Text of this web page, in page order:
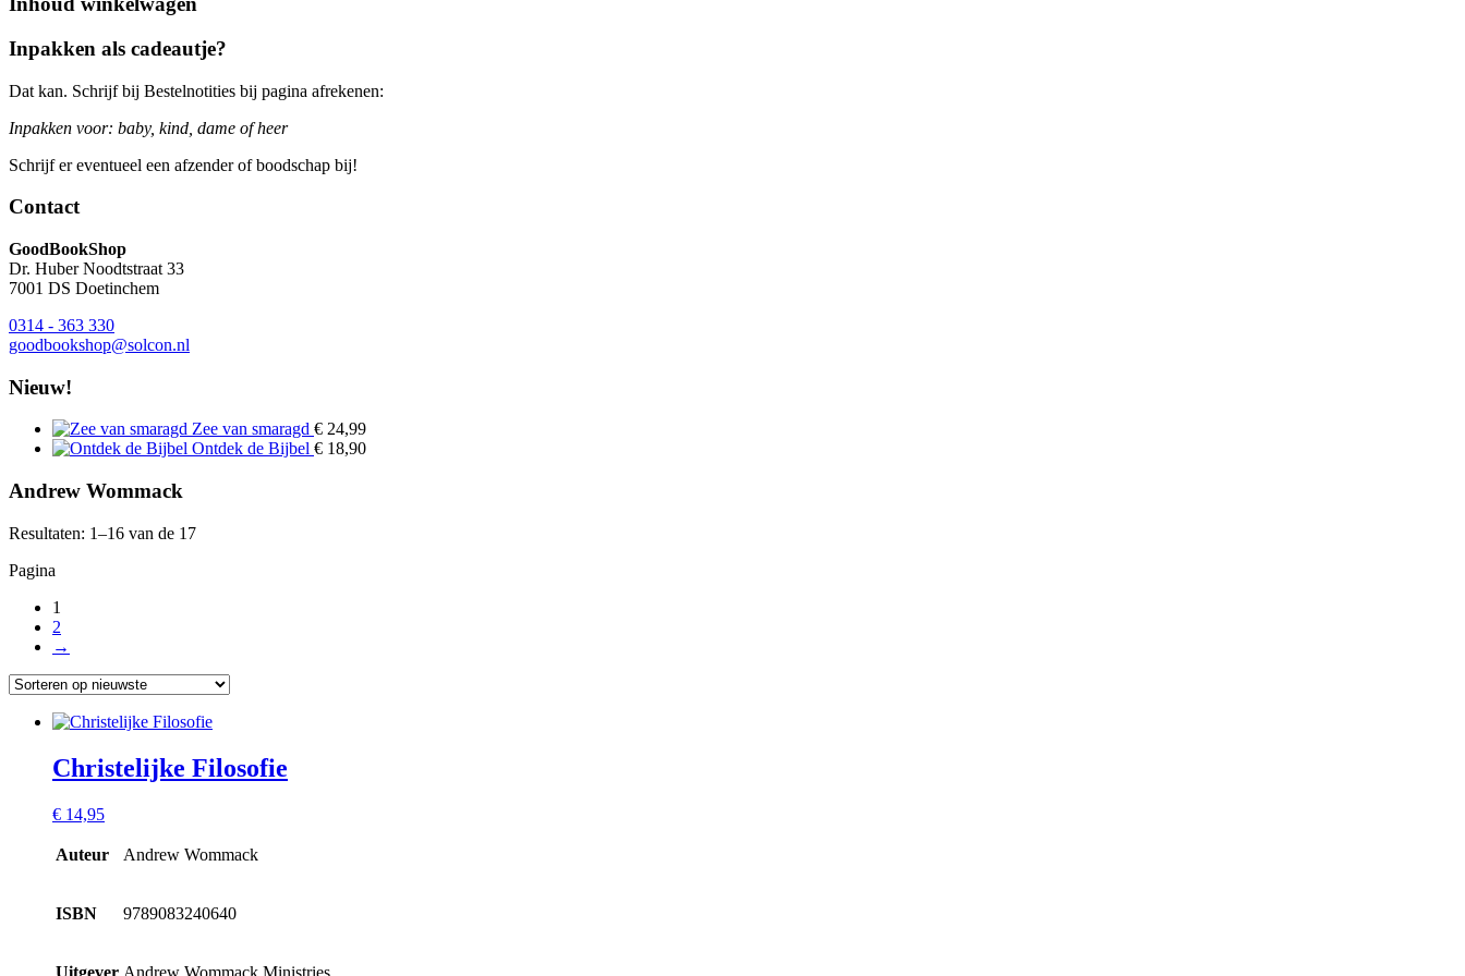
Inpakken als cadeautje?
Dat kan. Schrijf bij Bestelnotities bij pagina afrekenen:
Inpakken voor: baby, kind, dame of heer
Schrijf er eventueel een afzender of boodschap bij!
Contact
GoodBookShop
Dr. Huber Noodtstraat 33
7001 DS Doetinchem
0314 - 363 330
goodbookshop@solcon.nl
Nieuw!
Zee van smaragd € 24,99
Ontdek de Bijbel € 18,90
Andrew Wommack
Resultaten: 1–16 van de 17
Pagina
1
2
→
Christelijke Filosofie
€ 14,95
Auteur Andrew Wommack
ISBN 9789083240640
Uitgever Andrew Wommack Ministries